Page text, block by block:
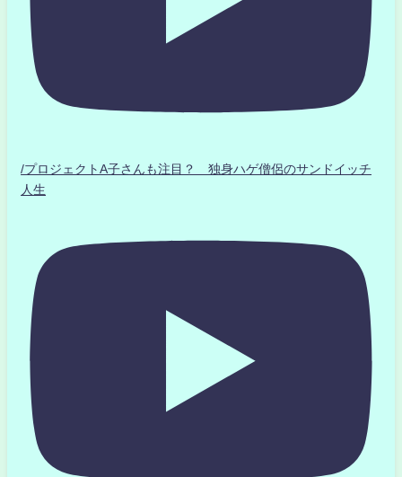
/プロジェクトA子さんも注目？ 独身ハゲ僧侶のサンドイッチ
人生